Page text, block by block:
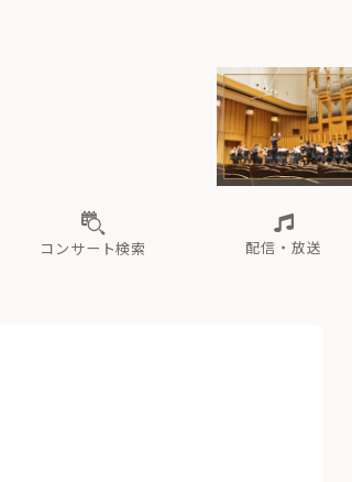
ストラコンサート
コンサート検索 配信・放送
海の向こうの音楽家 Aからの眺望
過去の特集